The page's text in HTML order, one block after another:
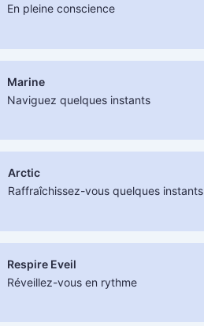
En pleine conscience
Marine
Naviguez quelques instants
Arctic
Raffraîchissez-vous quelques instants
Respire Eveil
Réveillez-vous en rythme